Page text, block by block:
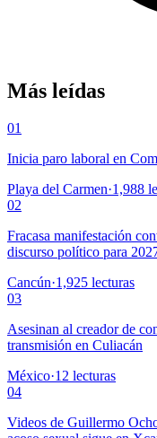
Más leídas
01
Inicia paro laboral en
Playa del Carmen·1,988
02
Fracasa manifestación
discurso político para
Cancún·1,925 lecturas
03
Asesinan al creador de
transmisión en Culiacán
México·12 lecturas
04
Videos de Guillermo